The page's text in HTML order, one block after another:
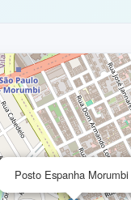
Posto Espanha Morumbi